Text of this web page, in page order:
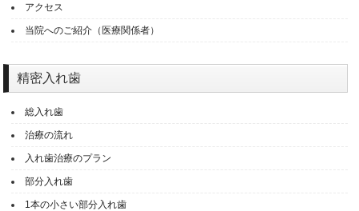
アクセス
当院へのご紹介（医療関係者）
精密入れ歯
総入れ歯
治療の流れ
入れ歯治療のプラン
部分入れ歯
1本の小さい部分入れ歯